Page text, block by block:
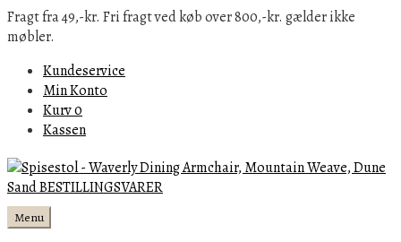
Fragt fra 49,-kr. Fri fragt ved køb over 800,-kr. gælder ikke
møbler.
Kundeservice
Min Konto
Kurv0
Kassen
Menu